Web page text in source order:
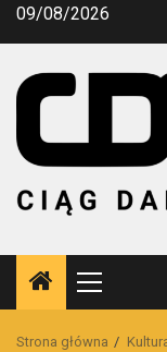
Przejdź
09/08/2026
Menu
główne
Strona główna